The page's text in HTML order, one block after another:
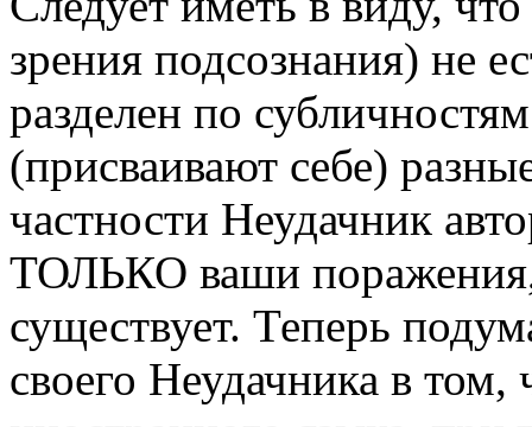
зрения подсознания) не
разделен по
(присваивают себе)
частности Неудачник
ТОЛЬКО ваши поражения,
существует. Теперь
своего Неудачника в том,